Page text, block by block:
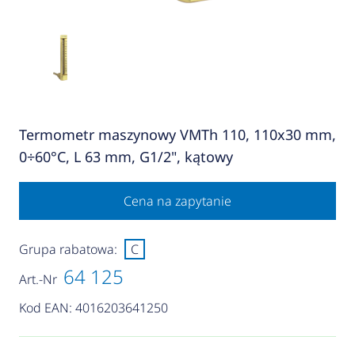
Termometr maszynowy VMTh 110, 110x30 mm,
0÷60°C, L 63 mm, G1/2", kątowy
Cena na zapytanie
Art.-Nr 64 125
Kod EAN: 4016203641250
Grupa rabatowa: C